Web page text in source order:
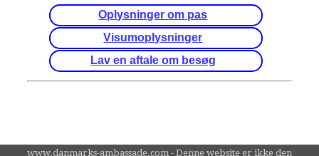
Oplysninger om pas
Visumoplysninger
Lav en aftale om besøg
www.danmarks-ambassade.com - Denne website er ikke den